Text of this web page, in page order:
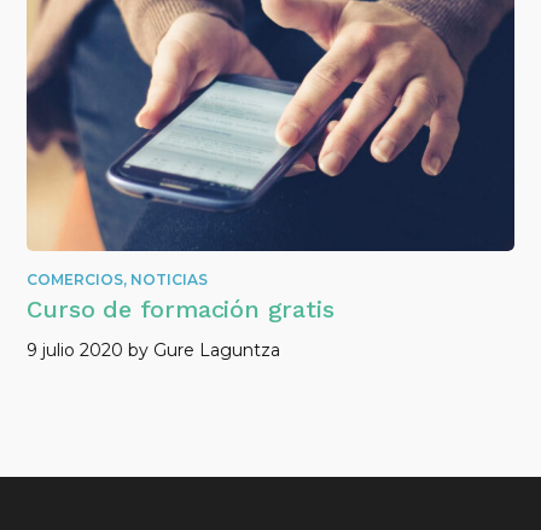
COMERCIOS, NOTICIAS
Curso de formación gratis
9 julio 2020 by Gure Laguntza